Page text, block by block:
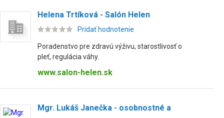
Helena Trtíková - Salón Helen
Pridať hodnotenie
Poradenstvo pre zdravú výživu, starostlivosť o
pleť, regulácia váhy.
www.salon-helen.sk
Mgr. Lukáš Janečka - osobnostné a